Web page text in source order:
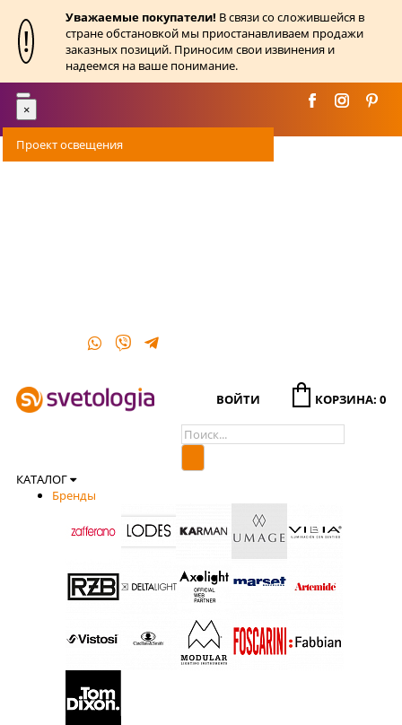
!
Уважаемые покупатели! В связи со сложившейся в
стране обстановкой мы приостанавливаем продажи
заказных позиций. Приносим свои извинения и
надеемся на ваше понимание.
Toggle
navigation
×
Проект освещения
ВОЙТИ КОРЗИНА: 0
КАТАЛОГ
Бренды